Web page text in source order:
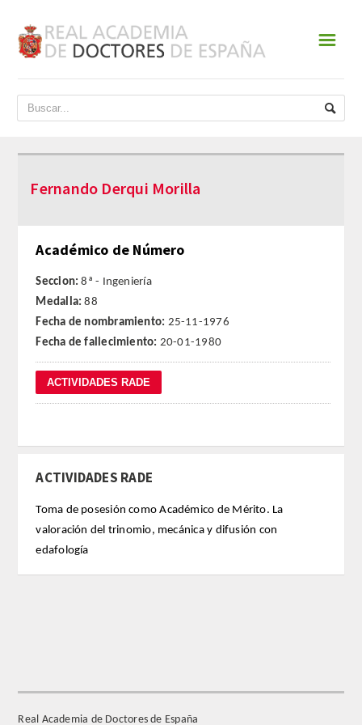
ACADEMIA
DATOS HISTÓRICOS
HISTORIA
JUNTA DE GOBIERNO
NORMATIVA
REGLAMENTO
ACADÉMICOS
CIENCIAS EXPERIMENTALES
☰
Fernando Derqui Morilla
Académico de Número
Seccion: 8ª - Ingeniería
Medalla: 88
Fecha de nombramiento: 25-11-1976
Fecha de fallecimiento: 20-01-1980
ACTIVIDADES RADE
Toma de posesión como Académico de Mérito. La
valoración del trinomio, mecánica y difusión con
edafología
Real Academia de Doctores de España